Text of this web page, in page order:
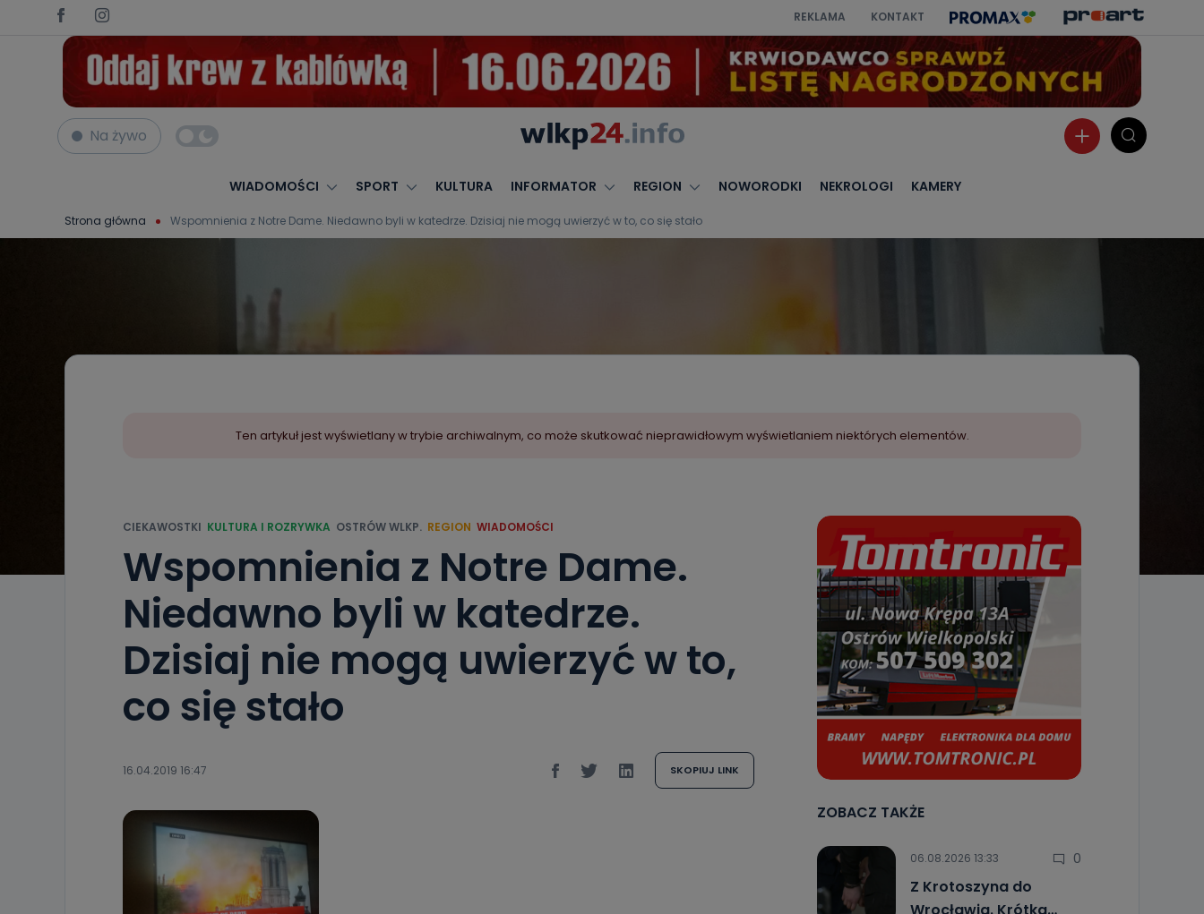
REKLAMA KONTAKT
Na żywo
WIADOMOŚCI SPORT KULTURA INFORMATOR REGION NOWORODKI NEKROLOGI KAMERY
Strona główna Wspomnienia z Notre Dame. Niedawno byli w katedrze. Dzisiaj nie mogą uwierzyć w to, co się stało
Ten artykuł jest wyświetlany w trybie archiwalnym, co może skutkować nieprawidłowym wyświetlaniem niektórych elementów.
CIEKAWOSTKI KULTURA I ROZRYWKA OSTRÓW WLKP. REGION WIADOMOŚCI
Wspomnienia z Notre Dame.
Niedawno byli w katedrze.
Dzisiaj nie mogą uwierzyć w to,
co się stało
16.04.2019 16:47 SKOPIUJ LINK
ZOBACZ TAKŻE
06.08.2026 13:33 0
Z Krotoszyna do